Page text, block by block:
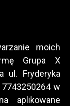
moich
Grupa X
ul. Fryderyka
7743250264 w
aplikowane